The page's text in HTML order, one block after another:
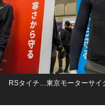
RSタイチ…東京モーターサイ